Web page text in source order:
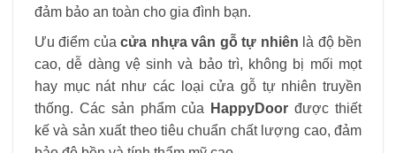
đảm bảo an toàn cho gia đình bạn.
Ưu điểm củacửa nhựa vân gỗ tự nhiên là độ bền
cao, dễ dàng vệ sinh và bảo trì, không bị mối mọt
hay mục nát như các loại cửa gỗ tự nhiên truyền
thống. Các sản phẩm của HappyDoor được thiết
kế và sản xuất theo tiêu chuẩn chất lượng cao, đảm